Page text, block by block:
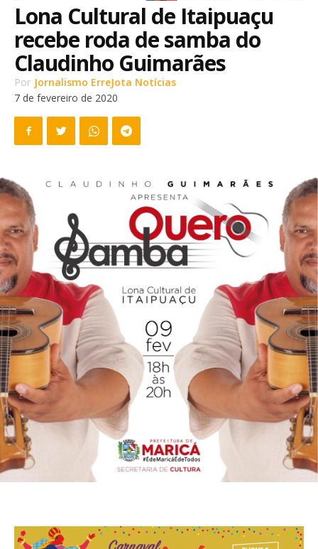
Lona Cultural de Itaipuaçu
recebe roda de samba do
Claudinho Guimarães
Por Jornalismo ErreJota Notícias
7 de fevereiro de 2020